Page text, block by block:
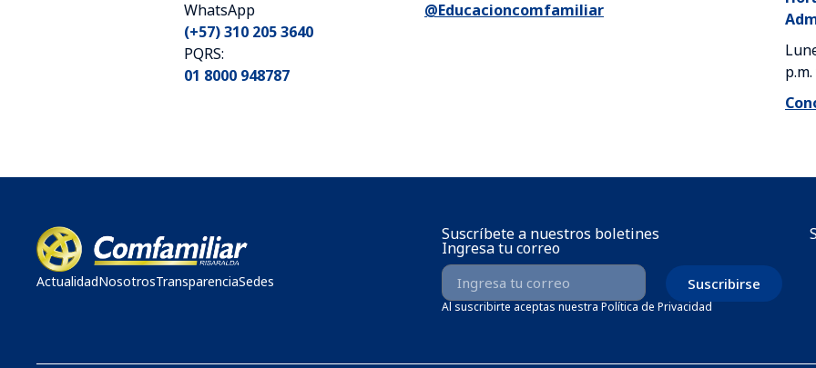
WhatsApp
(+57) 310 205 3640
PQRS:
01 8000 948787
@Educacioncomfamiliar
ActualidadNosotrosTransparenciaSedes
Suscríbete a nuestros boletines
Ingresa tu correo
Suscribirse
Al suscribirte aceptas nuestra Política de Privacidad